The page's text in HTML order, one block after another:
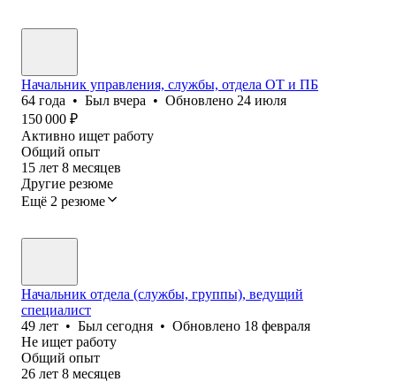
Начальник управления, службы, отдела ОТ и ПБ
64 года • Был вчера • Обновлено 24 июля
150 000 ₽
Активно ищет работу
Общий опыт
15 лет 8 месяцев
Другие резюме
Ещё 2 резюме
Начальник отдела (службы, группы), ведущий
специалист
49 лет • Был сегодня • Обновлено 18 февраля
Не ищет работу
Общий опыт
26 лет 8 месяцев